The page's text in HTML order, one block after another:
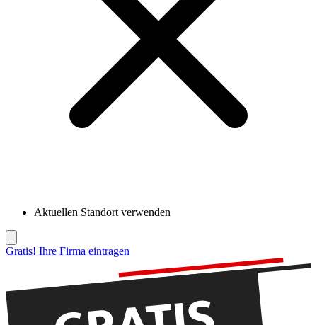
Aktuellen Standort verwenden
Gratis! Ihre Firma eintragen